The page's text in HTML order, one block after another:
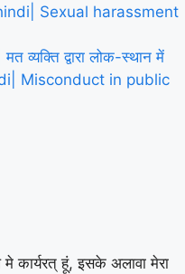
Sexual harassment
व्यक्ति द्वारा लोक-स्थान में
Misconduct in public
कार्यरत् हूं, इसके अलावा मेरा